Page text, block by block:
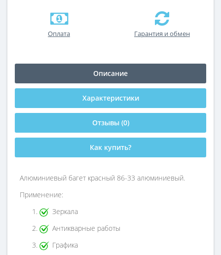
Оплата Гарантия и обмен
Описание
Характеристики
Отзывы (0)
Как купить?
Алюминиевый багет красный 86-33 алюминиевый.
Применение:
Зеркала
Антикварные работы
Графика